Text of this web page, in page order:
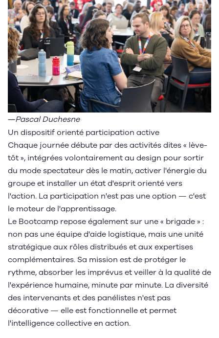
―Pascal Duchesne
Un dispositif orienté participation active
Chaque journée débute par des activités dites « lève-
tôt », intégrées volontairement au design pour sortir
du mode spectateur dès le matin, activer l'énergie du
groupe et installer un état d'esprit orienté vers
l'action. La participation n'est pas une option — c'est
le moteur de l'apprentissage.
Le Bootcamp repose également sur une « brigade » :
non pas une équipe d'aide logistique, mais une unité
stratégique aux rôles distribués et aux expertises
complémentaires. Sa mission est de protéger le
rythme, absorber les imprévus et veiller à la qualité de
l'expérience humaine, minute par minute. La diversité
des intervenants et des panélistes n'est pas
décorative — elle est fonctionnelle et permet
l'intelligence collective en action.